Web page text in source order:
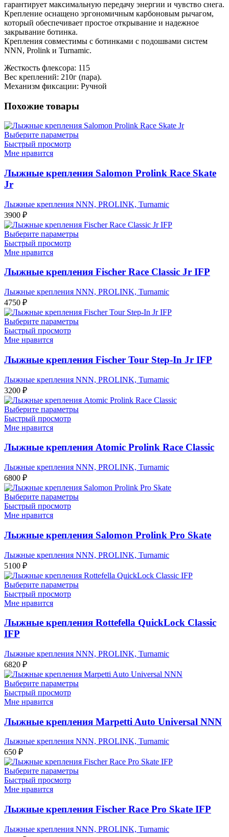
гарантирует максимальную передачу энергии и чувство снега.
Крепление оснащено эргономичным карбоновым рычагом,
который обеспечивает простое открывание и надежное
закрывание ботинка.
Крепления совместимы с ботинками с подошвами систем
NNN, Prolink и Turnamic.
Жесткость флексора: 115
Вес креплений: 210г (пара).
Механизм фиксации: Ручной
Похожие товары
Выберите параметры
Быстрый просмотр
Мне нравится
Лыжные крепления Salomon Prolink Race Skate
Jr
Лыжные крепления NNN, PROLINK, Turnamic
3900 ₽
Выберите параметры
Быстрый просмотр
Мне нравится
Лыжные крепления Fischer Race Classic Jr IFP
Лыжные крепления NNN, PROLINK, Turnamic
4750 ₽
Выберите параметры
Быстрый просмотр
Мне нравится
Лыжные крепления Fischer Tour Step-In Jr IFP
Лыжные крепления NNN, PROLINK, Turnamic
3200 ₽
Выберите параметры
Быстрый просмотр
Мне нравится
Лыжные крепления Atomic Prolink Race Classic
Лыжные крепления NNN, PROLINK, Turnamic
6800 ₽
Выберите параметры
Быстрый просмотр
Мне нравится
Лыжные крепления Salomon Prolink Pro Skate
Лыжные крепления NNN, PROLINK, Turnamic
5100 ₽
Выберите параметры
Быстрый просмотр
Мне нравится
Лыжные крепления Rottefella QuickLock Classic
IFP
Лыжные крепления NNN, PROLINK, Turnamic
6820 ₽
Выберите параметры
Быстрый просмотр
Мне нравится
Лыжные крепления Marpetti Auto Universal NNN
Лыжные крепления NNN, PROLINK, Turnamic
650 ₽
Выберите параметры
Быстрый просмотр
Мне нравится
Лыжные крепления Fischer Race Pro Skate IFP
Лыжные крепления NNN, PROLINK, Turnamic